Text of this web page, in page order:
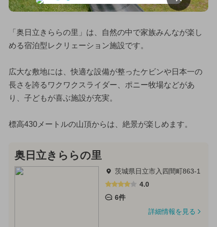
「奥日立きららの里」は、自然の中で家族みんなが楽し
める宿泊型レクリェーション施設です。
広大な敷地には、快適な設備が整ったケビンや日本一の
長さを誇るワクワクスライダー、ポニー牧場などがあ
り、子どもが喜ぶ施設が充実。
標高430メートルの山頂からは、絶景が楽しめます。
奥日立きららの里
茨城県日立市入四間町863-1
4.0
6件
詳細情報を見る